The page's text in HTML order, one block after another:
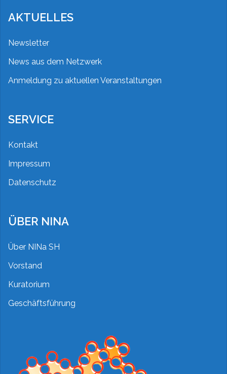
AKTUELLES
Newsletter
News aus dem Netzwerk
Anmeldung zu aktuellen Veranstaltungen
SERVICE
Kontakt
Impressum
Datenschutz
ÜBER NINA
Über NINa SH
Vorstand
Kuratorium
Geschäftsführung